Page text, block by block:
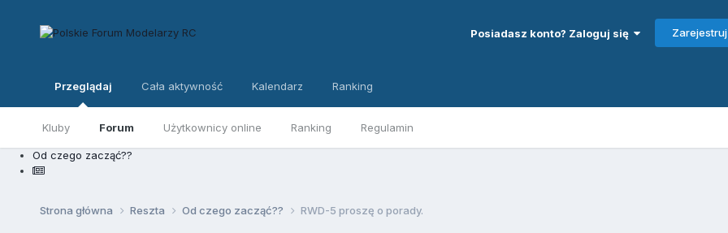
Posiadasz konto? Zaloguj się
Przeglądaj
Kluby Forum Użytkownicy online Ranking Regulamin
Cała aktywność Kalendarz Ranking
Od czego zacząć??
Strona główna Reszta Od czego zacząć?? RWD-5 proszę o porady.